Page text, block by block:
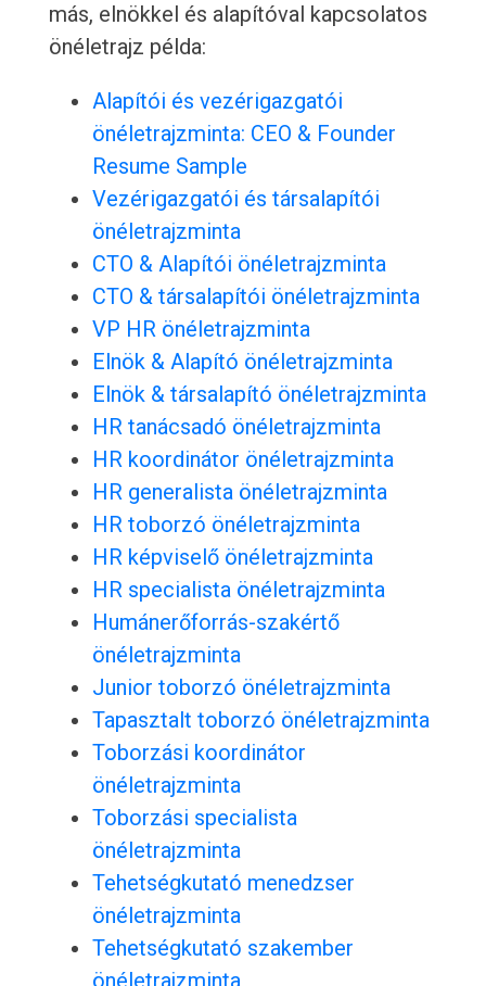
más, elnökkel és alapítóval kapcsolatos
önéletrajz példa:
Alapítói és vezérigazgatói
önéletrajzminta: CEO & Founder
Resume Sample
Vezérigazgatói és társalapítói
önéletrajzminta
CTO & Alapítói önéletrajzminta
CTO & társalapítói önéletrajzminta
VP HR önéletrajzminta
Elnök & Alapító önéletrajzminta
Elnök & társalapító önéletrajzminta
HR tanácsadó önéletrajzminta
HR koordinátor önéletrajzminta
HR generalista önéletrajzminta
HR toborzó önéletrajzminta
HR képviselő önéletrajzminta
HR specialista önéletrajzminta
Humánerőforrás-szakértő
önéletrajzminta
Junior toborzó önéletrajzminta
Tapasztalt toborzó önéletrajzminta
Toborzási koordinátor
önéletrajzminta
Toborzási specialista
önéletrajzminta
Tehetségkutató menedzser
önéletrajzminta
Tehetségkutató szakember
önéletrajzminta